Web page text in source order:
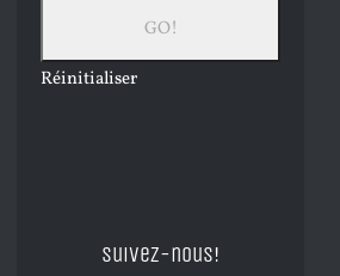
Réinitialiser
Suivez-nous!